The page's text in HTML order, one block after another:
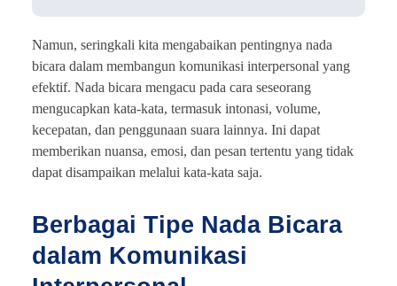
Namun, seringkali kita mengabaikan pentingnya nada
bicara dalam membangun komunikasi interpersonal yang
efektif. Nada bicara mengacu pada cara seseorang
mengucapkan kata-kata, termasuk intonasi, volume,
kecepatan, dan penggunaan suara lainnya. Ini dapat
memberikan nuansa, emosi, dan pesan tertentu yang tidak
dapat disampaikan melalui kata-kata saja.
Berbagai Tipe Nada Bicara
dalam Komunikasi